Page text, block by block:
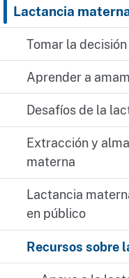
Lactancia
Tomar la
Aprender a
Desafíos de la
Extracción y
materna
Lactancia
en público
Recursos sobre